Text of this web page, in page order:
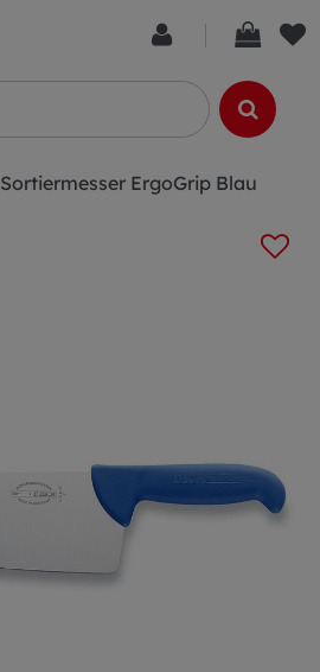
Sortiermesser ErgoGrip Blau